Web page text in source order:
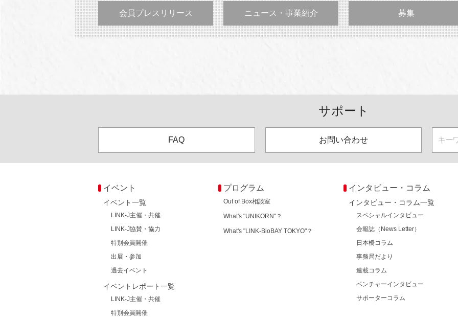
会員プレスリリース ニュース・事業紹介 募集
サポート
FAQ お問い合わせ
イベント
イベント一覧
LINK-J主催・共催
LINK-J協賛・協力
特別会員開催
出展・参加
過去イベント
イベントレポート一覧
LINK-J主催・共催
特別会員開催
プログラム
Out of Box相談室
What's "UNIKORN"？
What's "LINK-BioBAY TOKYO"？
インタビュー・コラム
インタビュー・コラム一覧
スペシャルインタビュー
会報誌（News Letter）
日本橋コラム
事務局だより
連載コラム
ベンチャーインタビュー
サポーターコラム